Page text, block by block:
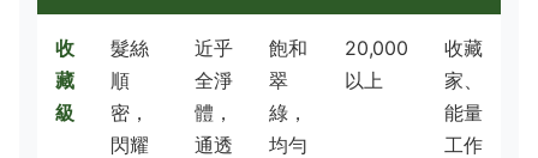
收
藏
級
髮絲
順
密，
閃耀
近乎
全淨
體，
通透
飽和
翠
綠，
均勻
20,000
以上
收藏
家、
能量
工作